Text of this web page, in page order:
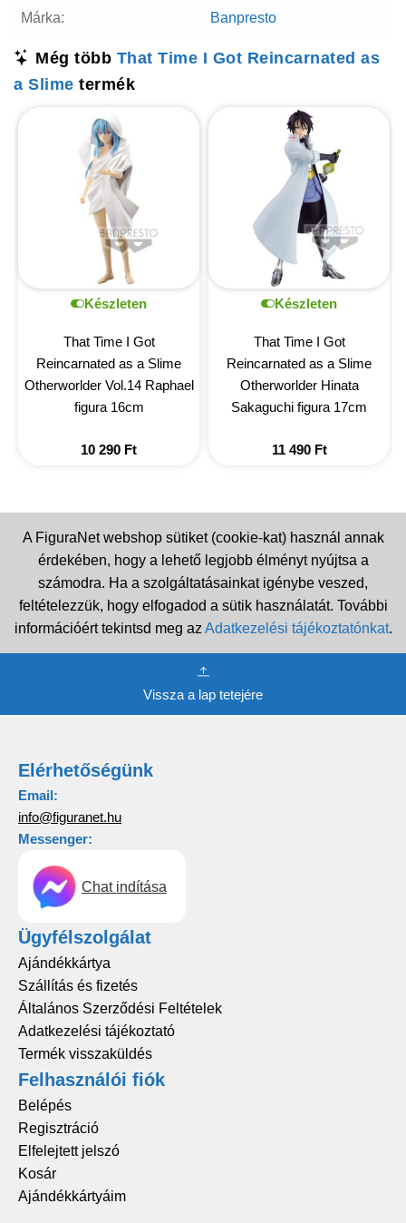
Márka: Banpresto
Még több That Time I Got Reincarnated as
a Slime termék
Készleten
That Time I Got
Reincarnated as a Slime
Otherworlder Vol.14 Raphael
figura 16cm
10 290 Ft
Készleten
That Time I Got
Reincarnated as a Slime
Otherworlder Hinata
Sakaguchi figura 17cm
11 490 Ft
A FiguraNet webshop sütiket (cookie-kat) használ annak
érdekében, hogy a lehető legjobb élményt nyújtsa a
számodra. Ha a szolgáltatásainkat igénybe veszed,
feltételezzük, hogy elfogadod a sütik használatát. További
információért tekintsd meg az Adatkezelési tájékoztatónkat.
Vissza a lap tetejére
Elérhetőségünk
Email:
info@figuranet.hu
Messenger:
Chat indítása
Ügyfélszolgálat
Ajándékkártya
Szállítás és fizetés
Általános Szerződési Feltételek
Adatkezelési tájékoztató
Termék visszaküldés
Felhasználói fiók
Belépés
Regisztráció
Elfelejtett jelszó
Kosár
Ajándékkártyáim